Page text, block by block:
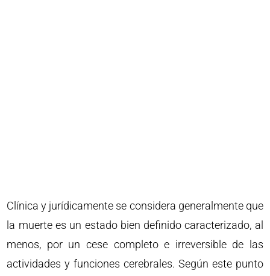
Clínica y jurídicamente se considera generalmente que
la muerte es un estado bien definido caracterizado, al
menos, por un cese completo e irreversible de las
actividades y funciones cerebrales. Según este punto